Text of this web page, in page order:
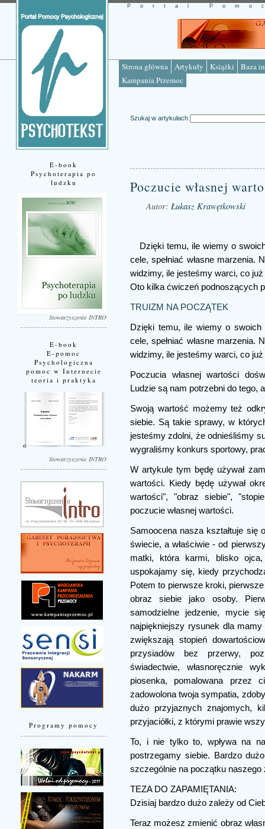
Strona główna Artykuły Książki
Baza
Kampania Przemoc
Portal
E-book
Psychoterapia po
ludzku
Stowarzyszenie INTRO
E-book
E-pomoc
Psychologiczna
pomoc w Internecie
teoria i praktyka
Stowarzyszenie INTRO
Programy pomocy
Szukaj w artykułach
Poczucie własnej
Autor: Łukasz Krawętkowski
Dzięki temu, ile wiemy o
cele, spełniać własne
widzimy, ile jesteśmy warci, co
Oto kilka ćwiczeń podnoszących
TRUIZM NA POCZĄTEK
Dzięki temu, ile wiemy o
cele, spełniać własne
widzimy, ile jesteśmy warci, co
Poczucia własnej wartości
Ludzie są nam potrzebni do tego,
Swoją wartość możemy też
siebie. Są takie sprawy, w
jesteśmy zdolni, że odnieśliśmy
wygraliśmy konkurs sportowy,
W artykule tym będę używał
wartości. Kiedy będę używał
wartości", "obraz siebie",
poczucie własnej wartości.
Samoocena nasza kształtuje
świecie, a właściwie - od
matki, która karmi, blisko
uspokajamy się, kiedy
Potem to pierwsze kroki,
obraz siebie jako osoby.
samodzielne jedzenie, mycie
najpiękniejszy rysunek dla
zwiększają stopień
przysiadów bez przerwy,
świadectwie, własnoręcznie
piosenka, pomalowana przez
zadowolona twoja sympatia,
dużo przyjaznych znajomych,
przyjaciółki, z którymi prawie
To, i nie tylko to, wpływa na
postrzegamy siebie. Bardzo
szczególnie na początku naszego
TEZA DO ZAPAMIĘTANIA:
Dzisiaj bardzo dużo zależy od
Teraz możesz zmienić obraz